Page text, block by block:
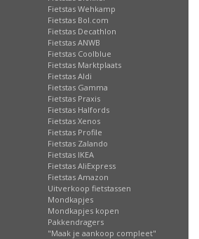
Fietstas Wehkamp
Fietstas Bol.com
Fietstas Decathlon
Fietstas ANWB
Fietstas Coolblue
Fietstas Marktplaats
Fietstas Aldi
Fietstas Gamma
Fietstas Praxis
Fietstas Halfords
Fietstas Xenos
Fietstas Profile
Fietstas Zalando
Fietstas IKEA
Fietstas AliExpress
Fietstas Amazon
Uitverkoop fietstassen
Mondkapjes
Mondkapjes kopen
Pakkendragers
"Maak je aankoop compleet"